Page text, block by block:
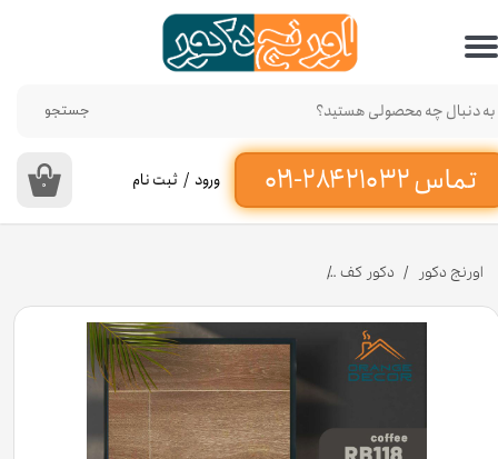
تماس ۳۲ ۲۱۰ ۲۸۴-۰۲۱‌
جستجو
۰ ورود / ثبت نام
حساب کاربری من
تغییر گذر واژه
سفارشات
خروج از حساب کاربری
اورنج دکور دکور کف